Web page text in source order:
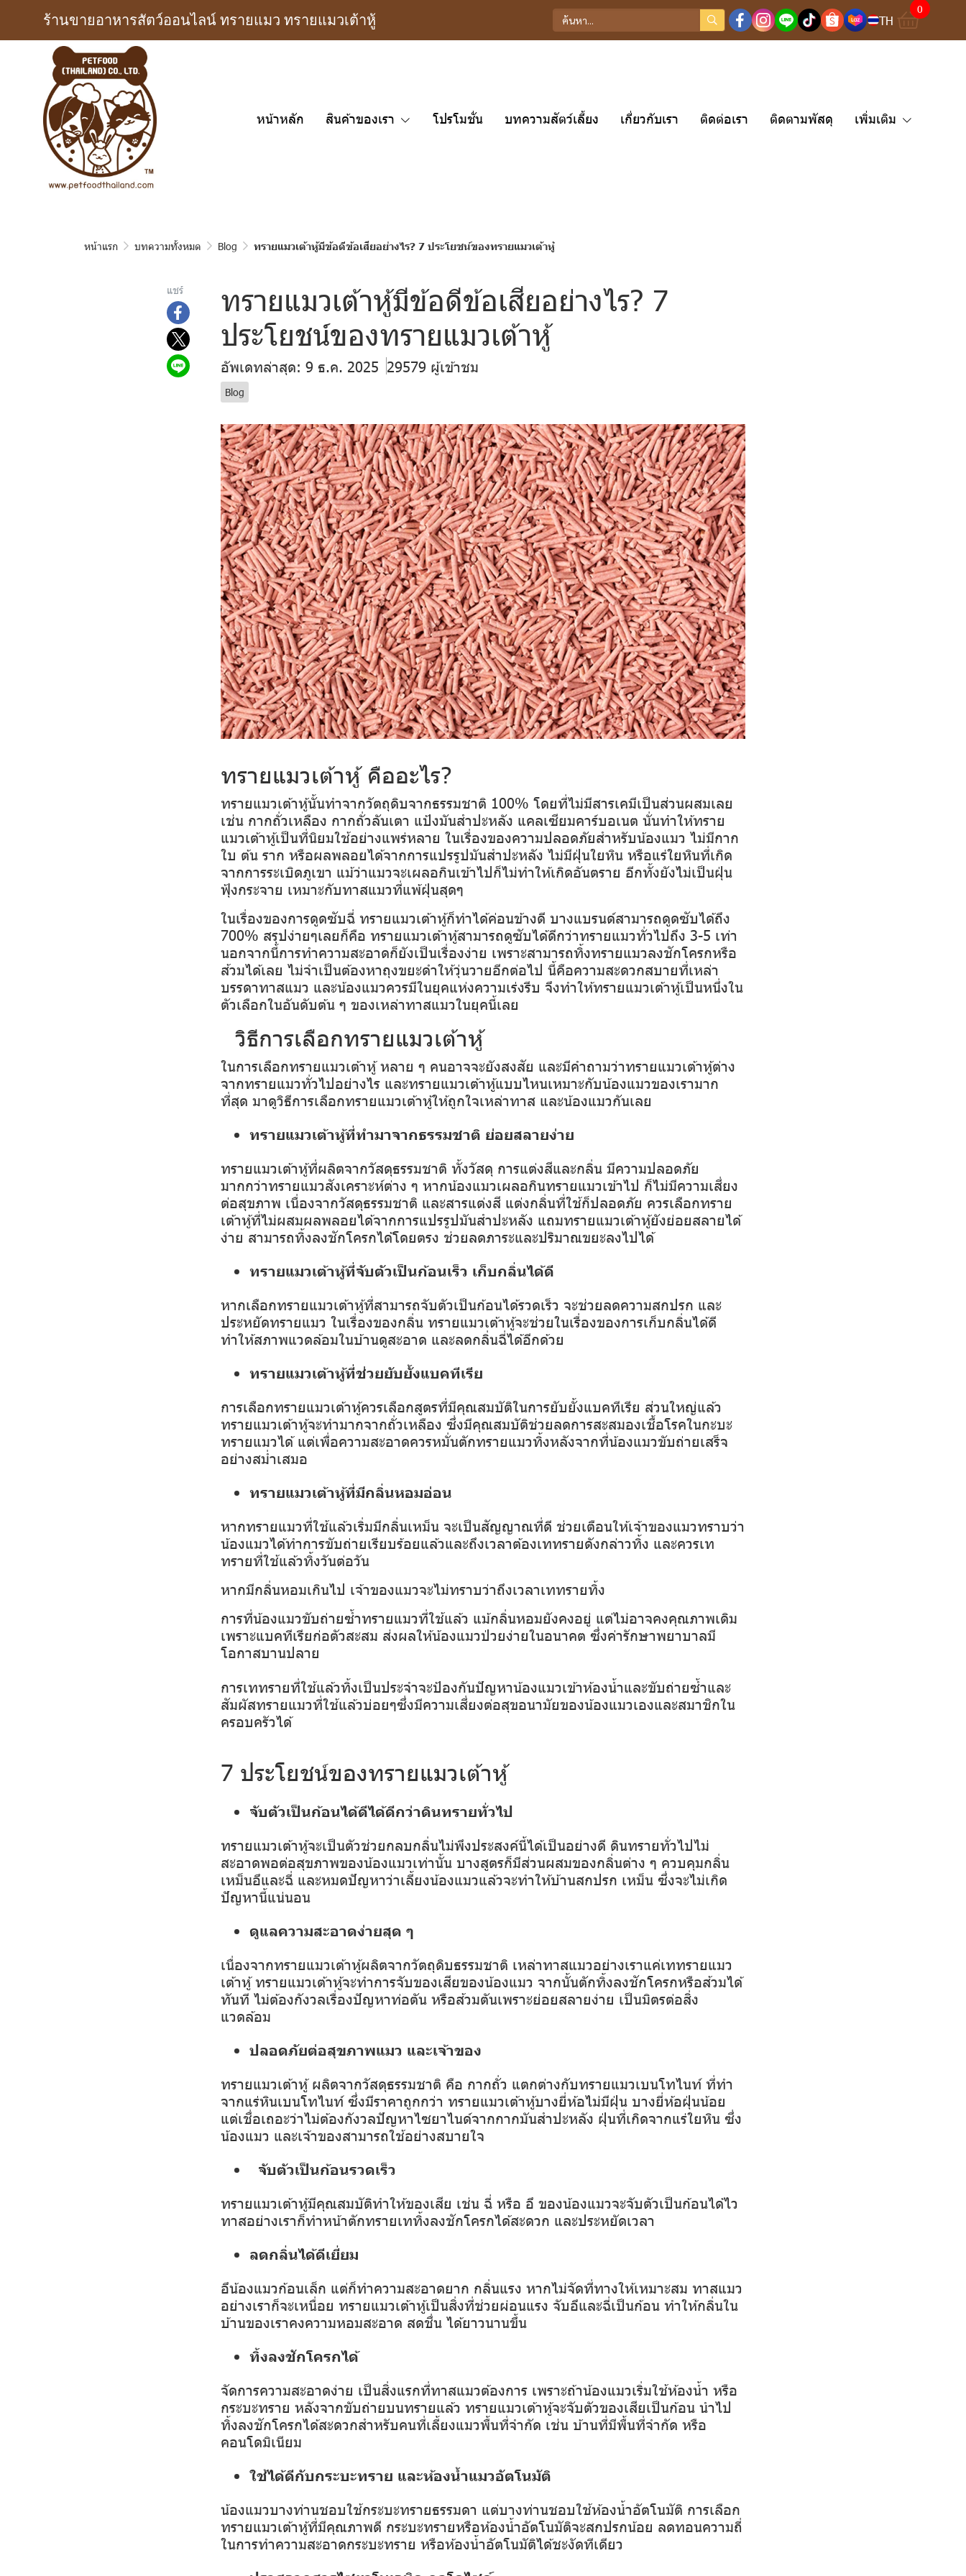
ร้านขายอาหารสัตว์ออนไลน์ ทรายแมว ทรายแมวเต้าหู้ TH
0
หน้าหลัก สินค้าของเรา โปรโมชั่น บทความสัตว์เลี้ยง เกี่ยวกับเรา ติดต่อเรา ติดตามพัสดุ เพิ่มเติม
หน้าแรก บทความทั้งหมด Blog ทรายแมวเต้าหู้มีข้อดีข้อเสียอย่างไร? 7 ประโยชน์ของทรายแมวเต้าหู้
แชร์
ทรายแมวเต้าหู้มีข้อดีข้อเสียอย่างไร? 7
ประโยชน์ของทรายแมวเต้าหู้
อัพเดทล่าสุด: 9 ธ.ค. 2025 29579 ผู้เข้าชม
Blog
ทรายแมวเต้าหู้ คืออะไร?
ทรายแมวเต้าหู้นั้นทำจากวัตถุดิบจากธรรมชาติ 100% โดยที่ไม่มีสารเคมีเป็นส่วนผสมเลย
เช่น กากถั่วเหลือง กากถั่วลันเตา แป้งมันสำปะหลัง แคลเซียมคาร์บอเนต นั่นทำให้ทราย
แมวเต้าหู้เป็นที่นิยมใช้อย่างแพร่หลาย ในเรื่องของความปลอดภัยสำหรับน้องแมว ไม่มีกาก
ใบ ต้น ราก หรือผลพลอยได้จากการแปรรูปมันสำปะหลัง ไม่มีฝุ่นใยหิน หรือแร่ใยหินที่เกิด
จากการระเบิดภูเขา แม้ว่าแมวจะเผลอกินเข้าไปก็ไม่ทำให้เกิดอันตราย อีกทั้งยังไม่เป็นฝุ่น
ฟุ้งกระจาย เหมาะกับทาสแมวที่แพ้ฝุ่นสุดๆ
ในเรื่องของการดูดซับฉี่ ทรายแมวเต้าหู้ก็ทำได้ค่อนข้างดี บางแบรนด์สามารถดูดซับได้ถึง
700% สรุปง่ายๆเลยก็คือ ทรายแมวเต้าหู้สามารถดูซับได้ดีกว่าทรายแมวทั่วไปถึง 3-5 เท่า
นอกจากนี้การทำความสะอาดก็ยังเป็นเรื่องง่าย เพราะสามารถทิ้งทรายแมวลงชักโครกหรือ
ส้วมได้เลย ไม่จำเป็นต้องหาถุงขยะดำให้วุ่นวายอีกต่อไป นี้คือความสะดวกสบายที่เหล่า
บรรดาทาสแมว และน้องแมวควรมีในยุคแห่งความเร่งรีบ จึงทำให้ทรายแมวเต้าหู้เป็นหนึ่งใน
ตัวเลือกในอันดับต้น ๆ ของเหล่าทาสแมวในยุคนี้เลย
วิธีการเลือกทรายแมวเต้าหู้
ในการเลือกทรายแมวเต้าหู้ หลาย ๆ คนอาจจะยังสงสัย และมีคำถามว่าทรายแมวเต้าหู้ต่าง
จากทรายแมวทั่วไปอย่างไร และทรายแมวเต้าหู้แบบไหนเหมาะกับน้องแมวของเรามาก
ที่สุด มาดูวิธีการเลือกทรายแมวเต้าหู้ให้ถูกใจเหล่าทาส และน้องแมวกันเลย
ทรายแมวเต้าหู้ที่ทำมาจากธรรมชาติ ย่อยสลายง่าย
ทรายแมวเต้าหู้ที่ผลิตจากวัสดุธรรมชาติ ทั้งวัสดุ การแต่งสีและกลิ่น มีความปลอดภัย
มากกว่าทรายแมวสังเคราะห์ต่าง ๆ หากน้องแมวเผลอกินทรายแมวเข้าไป ก็ไม่มีความเสี่ยง
ต่อสุขภาพ เนื่องจากวัสดุธรรมชาติ และสารแต่งสี แต่งกลิ่นที่ใช้ก็ปลอดภัย ควรเลือกทราย
เต้าหู้ที่ไม่ผสมผลพลอยได้จากการแปรรูปมันสำปะหลัง แถมทรายแมวเต้าหู้ยังย่อยสลายได้
ง่าย สามารถทิ้งลงชักโครกได้โดยตรง ช่วยลดภาระและปริมาณขยะลงไปได้
ทรายแมวเต้าหู้ที่จับตัวเป็นก้อนเร็ว เก็บกลิ่นได้ดี
หากเลือกทรายแมวเต้าหู้ที่สามารถจับตัวเป็นก้อนได้รวดเร็ว จะช่วยลดความสกปรก และ
ประหยัดทรายแมว ในเรื่องของกลิ่น ทรายแมวเต้าหู้จะช่วยในเรื่องของการเก็บกลิ่นได้ดี
ทำให้สภาพแวดล้อมในบ้านดูสะอาด และลดกลิ่นฉี่ได้อีกด้วย
ทรายแมวเต้าหู้ที่ช่วยยับยั้งแบคทีเรีย
การเลือกทรายแมวเต้าหู้ควรเลือกสูตรที่มีคุณสมบัติในการยับยั้งแบคทีเรีย ส่วนใหญ่แล้ว
ทรายแมวเต้าหู้จะทำมากจากถั่วเหลือง ซึ่งมีคุณสมบัติช่วยลดการสะสมองเชื้อโรคในกะบะ
ทรายแมวได้ แต่เพื่อความสะอาดควรหมั่นตักทรายแมวทิ้งหลังจากที่น้องแมวขับถ่ายเสร็จ
อย่างสม่ำเสมอ
ทรายแมวเต้าหู้ที่มีกลิ่นหอมอ่อน
หากทรายแมวที่ใช้แล้วเริ่มมีกลิ่นเหม็น จะเป็นสัญญาณที่ดี ช่วยเตือนให้เจ้าของแมวทราบว่า
น้องแมวได้ทำการขับถ่ายเรียบร้อยแล้วและถึงเวลาต้องเททรายดังกล่าวทิ้ง และควรเท
ทรายที่ใช้แล้วทิ้งวันต่อวัน
หากมีกลิ่นหอมเกินไป เจ้าของแมวจะไม่ทราบว่าถึงเวลาเททรายทิ้ง
การที่น้องแมวขับถ่ายซ้ำทรายแมวที่ใช้แล้ว แม้กลิ่นหอมยังคงอยู่ แต่ไม่อาจคงคุณภาพเดิม
เพราะแบคทีเรียก่อตัวสะสม ส่งผลให้น้องแมวป่วยง่ายในอนาคต ซึ่งค่ารักษาพยาบาลมี
โอกาสบานปลาย
การเททรายที่ใช้แล้วทิ้งเป็นประจำจะป้องกันปัญหาน้องแมวเข้าห้องน้ำและขับถ่ายซ้ำและ
สัมผัสทรายแมวที่ใช้แล้วบ่อยๆซึ่งมีความเสี่ยงต่อสุขอนามัยของน้องแมวเองและสมาชิกใน
ครอบครัวได้
7 ประโยชน์ของทรายแมวเต้าหู้
จับตัวเป็นก้อนได้ดีได้ดีกว่าดินทรายทั่วไป
ทรายแมวเต้าหู้จะเป็นตัวช่วยกลบกลิ่นไม่พึงประสงค์นี้ได้เป็นอย่างดี ดินทรายทั่วไปไม่
สะอาดพอต่อสุขภาพของน้องแมวเท่านั้น บางสูตรก็มีส่วนผสมของกลิ่นต่าง ๆ ควบคุมกลิ่น
เหม็นอึและฉี่ และหมดปัญหาว่าเลี้ยงน้องแมวแล้วจะทำให้บ้านสกปรก เหม็น ซึ่งจะไม่เกิด
ปัญหานี้แน่นอน
ดูแลความสะอาดง่ายสุด ๆ
เนื่องจากทรายแมวเต้าหู้ผลิตจากวัตถุดิบธรรมชาติ เหล่าทาสแมวอย่างเราแค่เททรายแมว
เต้าหู้ ทรายแมวเต้าหู้จะทำการจับของเสียของน้องแมว จากนั้นตักทิ้งลงชักโครกหรือส้วมได้
ทันที ไม่ต้องกังวลเรื่องปัญหาท่อตัน หรือส้วมตันเพราะย่อยสลายง่าย เป็นมิตรต่อสิ่ง
แวดล้อม
ปลอดภัยต่อสุขภาพแมว และเจ้าของ
ทรายแมวเต้าหู้ ผลิตจากวัสดุธรรมชาติ คือ กากถั่ว แตกต่างกับทรายแมวเบนโทไนท์ ที่ทำ
จากแร่หินเบนโทไนท์ ซึ่งมีราคาถูกกว่า ทรายแมวเต้าหู้บางยี่ห้อไม่มีฝุ่น บางยี่ห้อฝุ่นน้อย
แต่เชื่อเถอะว่าไม่ต้องกังวลปัญหาไซยาไนด์จากกากมันสำปะหลัง ฝุ่นที่เกิดจากแร่ใยหิน ซึ่ง
น้องแมว และเจ้าของสามารถใช้อย่างสบายใจ
จับตัวเป็นก้อนรวดเร็ว
ทรายแมวเต้าหู้มีคุณสมบัติทำให้ของเสีย เช่น ฉี่ หรือ อึ ของน้องแมวจะจับตัวเป็นก้อนได้ไว
ทาสอย่างเราก็ทำหน้าตักทรายเททิ้งลงชักโครกได้สะดวก และประหยัดเวลา
ลดกลิ่นได้ดีเยี่ยม
อึน้องแมวก้อนเล็ก แต่ก็ทำความสะอาดยาก กลิ่นแรง หากไม่จัดที่ทางให้เหมาะสม ทาสแมว
อย่างเราก็จะเหนื่อย ทรายแมวเต้าหู้เป็นสิ่งที่ช่วยผ่อนแรง จับอึและฉี่เป็นก้อน ทำให้กลิ่นใน
บ้านของเราคงความหอมสะอาด สดชื่น ได้ยาวนานขึ้น
ทิ้งลงชักโครกได้
จัดการความสะอาดง่าย เป็นสิ่งแรกที่ทาสแมวต้องการ เพราะถ้าน้องแมวเริ่มใช้ห้องน้ำ หรือ
กระบะทราย หลังจากขับถ่ายบนทรายแล้ว ทรายแมวเต้าหู้จะจับตัวของเสียเป็นก้อน นำไป
ทิ้งลงชักโครกได้สะดวกสำหรับคนที่เลี้ยงแมวพื้นที่จำกัด เช่น บ้านที่มีพื้นที่จำกัด หรือ
คอนโดมิเนียม
ใช้ได้ดีกับกระบะทราย และห้องน้ำแมวอัตโนมัติ
น้องแมวบางท่านชอบใช้กระบะทรายธรรมดา แต่บางท่านชอบใช้ห้องน้ำอัตโนมัติ การเลือก
ทรายแมวเต้าหู้ที่มีคุณภาพดี กระบะทรายหรือห้องน้ำอัตโนมัติจะสกปรกน้อย ลดทอนความถี่
ในการทำความสะอาดกระบะทราย หรือห้องน้ำอัตโนมัติได้ชะงัดทีเดียว